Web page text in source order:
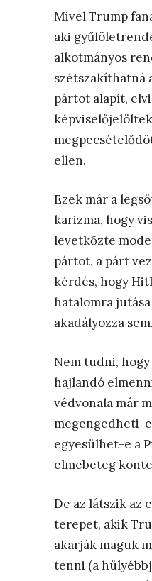
Mivel Trump
aki
alkotmányos
szétszakíthatná
pártot alapít,
ellen.
Ezek már a
karizma, hogy
levetkőzte
pártot, a párt
kérdés, hogy
hatalomra
akadályozza
Nem tudni,
hajlandó
védvonala már
megengedheti-
egyesülhet-e a
elmebeteg
De az látszik az
terepet, akik
akarják maguk
tenni (a